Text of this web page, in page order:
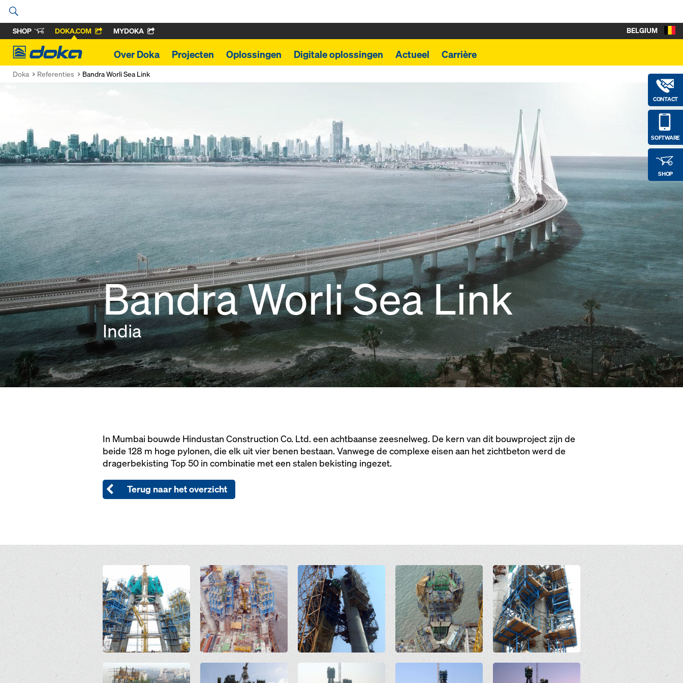
SHOP DOKA.COM MYDOKA
Doka
Over Doka Projecten Oplossingen Digitale oplossingen Actueel Carrière
CONTACT
SOFTWARE
SHOP
BELGIUM
Doka Referenties Bandra Worli Sea Link
Bandra Worli Sea Link
India
In Mumbai bouwde Hindustan Construction Co. Ltd. een achtbaanse zeesnelweg. De kern van dit bouwproject zijn de
beide 128 m hoge pylonen, die elk uit vier benen bestaan. Vanwege de complexe eisen aan het zichtbeton werd de
dragerbekisting Top 50 in combinatie met een stalen bekisting ingezet.
Terug naar het overzicht
Open Open Open Open
Open Open Open Open